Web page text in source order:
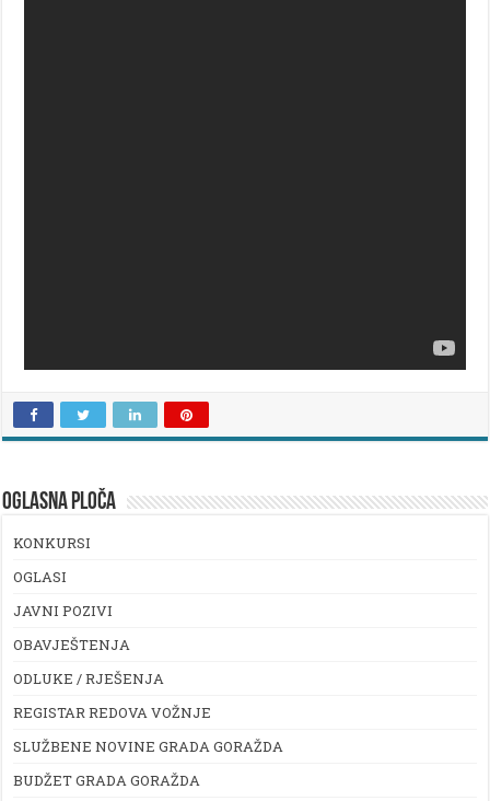
OGLASNA PLOČA
KONKURSI
OGLASI
JAVNI POZIVI
OBAVJEŠTENJA
ODLUKE / RJEŠENJA
REGISTAR REDOVA VOŽNJE
SLUŽBENE NOVINE GRADA GORAŽDA
BUDŽET GRADA GORAŽDA